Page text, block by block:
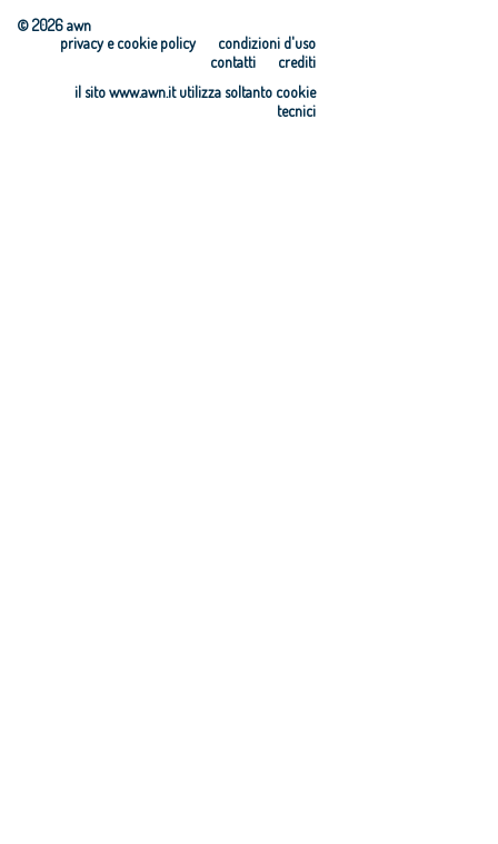
© 2026 awn
condizioni d'uso
privacy e cookie policy
crediti
contatti
il sito www.awn.it utilizza soltanto cookie
tecnici